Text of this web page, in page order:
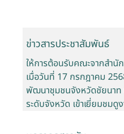
ข่าวสารประชาสัมพันธ์
ให้การต้อนรับคณะจากสำ
เมื่อวันที่ 17 กรกฎาคม
พัฒนาชุมชนจังหวัดชัยนาท
ระดับจังหวัด เข้าเยี่ยมชม